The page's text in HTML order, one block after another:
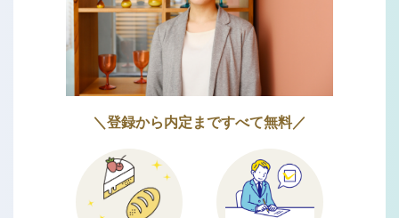
＼登録から内定まですべて無料／